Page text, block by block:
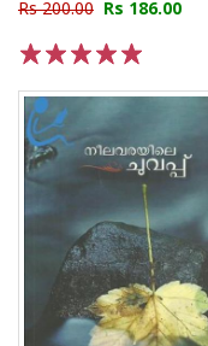
Rs 200.00 Rs 186.00